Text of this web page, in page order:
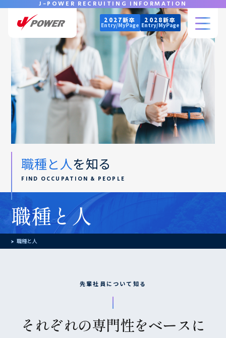
2027新卒
Entry/MyPage
2028新卒
Entry/MyPage
J-POWER RECRUITING INFORMATION
職種と人を知る
FIND OCCUPATION & PEOPLE
職種と人
職種と人
先輩社員について知る
それぞれの専門性をベースに